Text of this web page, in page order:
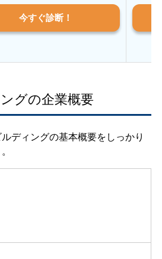
今すぐ診断！
グの企業概要
ディングの基本概要をしっかり